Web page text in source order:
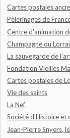
Cartes postales
Pèlerinages de
Centre d'animation
Champagne ou
La sauvegarde de
Fondation Vieilles
Cartes postales de
Vie des saints
La Nef
Société d'Histoire et
Jean-Pierre Snyers,